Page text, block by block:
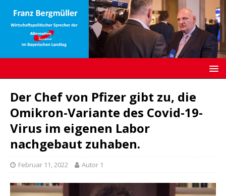
Der Chef von Pfizer gibt zu, die
Omikron-Variante des Covid-19-
Virus im eigenen Labor
nachgebaut zuhaben.
Februar 11, 2022 Autor 1